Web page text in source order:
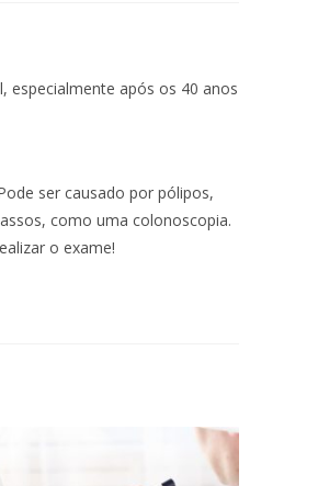
especialmente após os 40 anos
ser causado por pólipos,
como uma colonoscopia.
o exame!